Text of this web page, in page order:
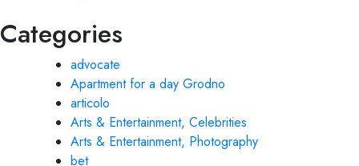
Categories
advocate
Apartment for a day Grodno
articolo
Arts & Entertainment, Celebrities
Arts & Entertainment, Photography
bet